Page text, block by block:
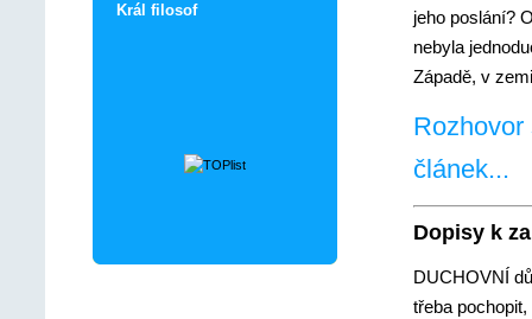
Král filosof
jeho poslání?
nebyla
Západě, v
článek...
Dopisy k
DUCHOVNÍ
třeba